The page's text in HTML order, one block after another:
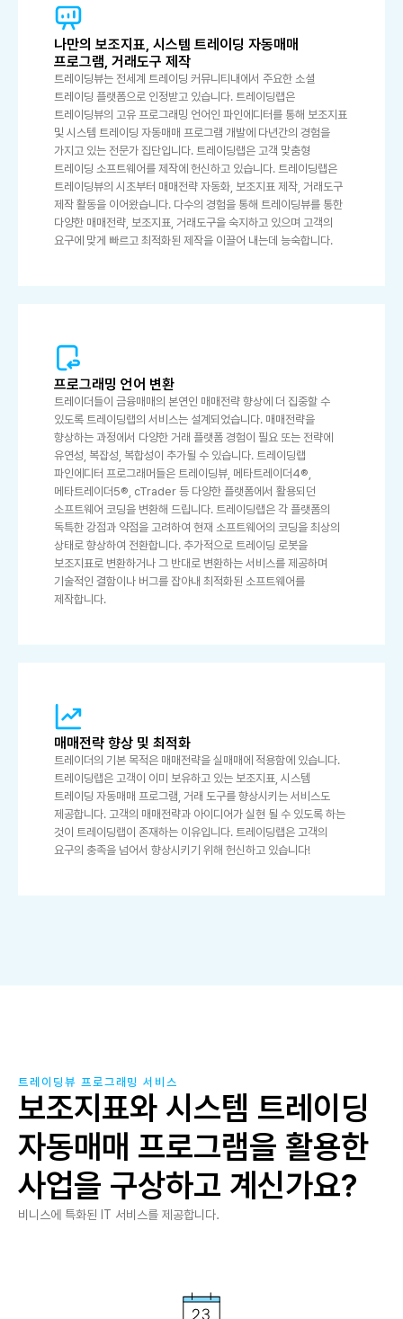
나만의 보조지표, 시스템 트레이딩 자동매매
프로그램, 거래도구 제작
트레이딩뷰는 전세계 트레이딩 커뮤니티내에서 주요한 소셜
트레이딩 플랫폼으로 인정받고 있습니다. 트레이딩랩은
트레이딩뷰의 고유 프로그래밍 언어인 파인에디터를 통해 보조지표
및 시스템 트레이딩 자동매매 프로그램 개발에 다년간의 경험을
가지고 있는 전문가 집단입니다. 트레이딩랩은 고객 맞춤형
트레이딩 소프트웨어를 제작에 헌신하고 있습니다. 트레이딩랩은
트레이딩뷰의 시초부터 매매전략 자동화, 보조지표 제작, 거래도구
제작 활동을 이어왔습니다. 다수의 경험을 통해 트레이딩뷰를 통한
다양한 매매전략, 보조지표, 거래도구을 숙지하고 있으며 고객의
요구에 맞게 빠르고 최적화된 제작을 이끌어 내는데 능숙합니다.
프로그래밍 언어 변환
트레이더들이 금융매매의 본연인 매매전략 향상에 더 집중할 수
있도록 트레이딩랩의 서비스는 설계되었습니다. 매매전략을
향상하는 과정에서 다양한 거래 플랫폼 경험이 필요 또는 전략에
유연성, 복잡성, 복합성이 추가될 수 있습니다. 트레이딩랩
파인에디터 프로그래머들은 트레이딩뷰, 메타트레이더4®,
메타트레이더5®, cTrader 등 다양한 플랫폼에서 활용되던
소프트웨어 코딩을 변환해 드립니다. 트레이딩랩은 각 플랫폼의
독특한 강점과 약점을 고려하여 현재 소프트웨어의 코딩을 최상의
상태로 향상하여 전환합니다. 추가적으로 트레이딩 로봇을
보조지표로 변환하거나 그 반대로 변환하는 서비스를 제공하며
기술적인 결함이나 버그를 잡아내 최적화된 소프트웨어를
제작합니다.
매매전략 향상 및 최적화
트레이더의 기본 목적은 매매전략을 실매매에 적용함에 있습니다.
트레이딩랩은 고객이 이미 보유하고 있는 보조지표, 시스템
트레이딩 자동매매 프로그램, 거래 도구를 향상시키는 서비스도
제공합니다. 고객의 매매전략과 아이디어가 실현 될 수 있도록 하는
것이 트레이딩랩이 존재하는 이유입니다. 트레이딩랩은 고객의
요구의 충족을 넘어서 향상시키기 위해 헌신하고 있습니다!
트레이딩뷰 프로그래밍 서비스
보조지표와 시스템 트레이딩
자동매매 프로그램을 활용한
사업을 구상하고 계신가요?
비니스에 특화된 IT 서비스를 제공합니다.